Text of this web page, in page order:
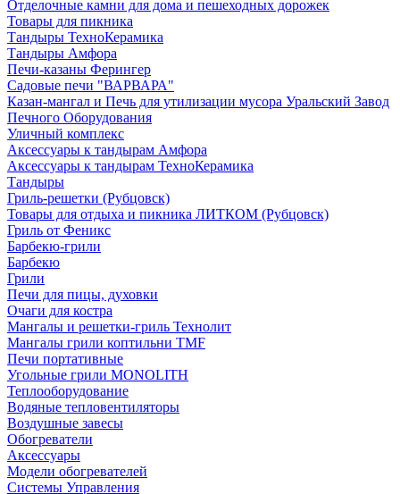
Отделочные камни для дома и пешеходных дорожек
Товары для пикника
Тандыры ТехноКерамика
Тандыры Амфора
Печи-казаны Ферингер
Садовые печи "ВАРВАРА"
Казан-мангал и Печь для утилизации мусора Уральский Завод
Печного Оборудования
Уличный комплекс
Аксессуары к тандырам Амфора
Аксессуары к тандырам ТехноКерамика
Тандыры
Гриль-решетки (Рубцовск)
Товары для отдыха и пикника ЛИТКОМ (Рубцовск)
Гриль от Феникс
Барбекю-грили
Барбекю
Грили
Печи для пицы, духовки
Очаги для костра
Мангалы и решетки-гриль Технолит
Мангалы грили коптильни TMF
Печи портативные
Угольные грили MONOLITH
Теплооборудование
Водяные тепловентиляторы
Воздушные завесы
Обогреватели
Аксессуары
Модели обогревателей
Системы Управления